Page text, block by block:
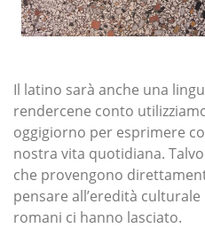
Il latino sarà anche una
rendercene conto
oggigiorno per esprimere
nostra vita quotidiana.
che provengono
pensare all’eredità
romani ci hanno lasciato.